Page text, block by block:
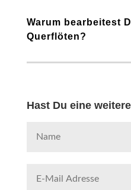
Warum bearbeitest
Querflöten?
Hast Du eine